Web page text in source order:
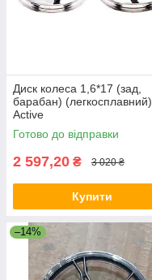
Диск колеса 1,6*17 (зад,
барабан) (легкосплавний)
Active
Готово до відправки
2 597,20 ₴ 3 020 ₴
Купити
–14%